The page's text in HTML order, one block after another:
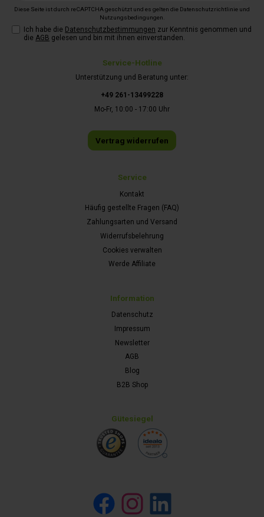
Service-Hotline
Unterstützung und Beratung unter:
+49 261-13499228
Mo-Fr, 10:00 - 17:00 Uhr
Vertrag widerrufen
Service
Kontakt
Häufig gestellte Fragen (FAQ)
Zahlungsarten und Versand
Widerrufsbelehrung
Cookies verwalten
Werde Affiliate
Information
Datenschutz
Impressum
Newsletter
AGB
Blog
B2B Shop
Gütesiegel
Diese Seite ist durch reCAPTCHA geschützt und es gelten die Datenschutzrichtlinie und
Nutzungsbedingungen
Ich habe die Datenschutzbestimmungen zur Kenntnis genommen und
die AGB gelesen und bin mit ihnen einverstanden.
Facebook Instagram LinkedIn